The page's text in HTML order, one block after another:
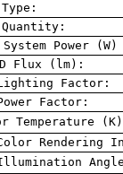
Power (W)
Flux (lm):
Factor:
Factor:
Temperature
Rendering